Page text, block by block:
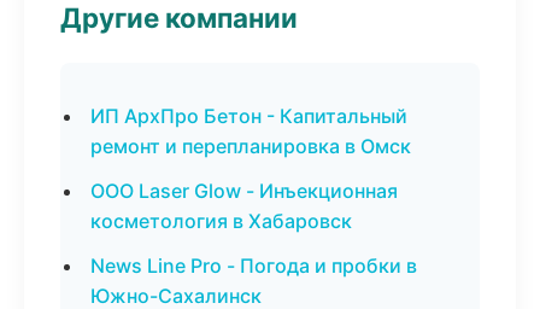
Другие компании
ИП АрхПро Бетон - Капитальный
ремонт и перепланировка в Омск
ООО Laser Glow - Инъекционная
косметология в Хабаровск
News Line Pro - Погода и пробки в
Южно-Сахалинск